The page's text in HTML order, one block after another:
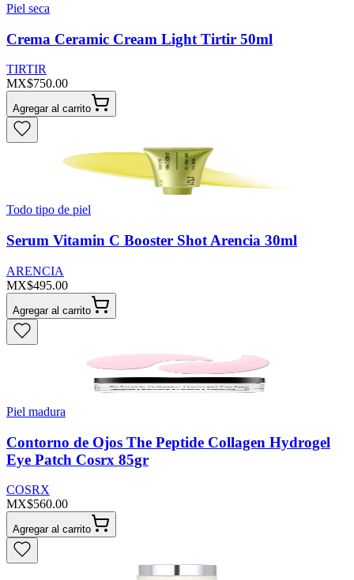
Piel seca
Crema Ceramic Cream Light Tirtir 50ml
TIRTIR
MX$750.00
Agregar al carrito
Todo tipo de piel
Serum Vitamin C Booster Shot Arencia 30ml
ARENCIA
MX$495.00
Agregar al carrito
Piel madura
Contorno de Ojos The Peptide Collagen Hydrogel
Eye Patch Cosrx 85gr
COSRX
MX$560.00
Agregar al carrito